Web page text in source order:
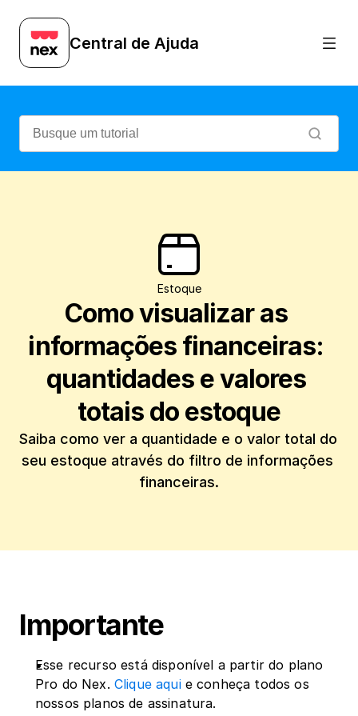
Central de Ajuda
Estoque
Como visualizar as
informações financeiras:
quantidades e valores
totais do estoque
Saiba como ver a quantidade e o valor total do
seu estoque através do filtro de informações
financeiras.
Importante
Esse recurso está disponível a partir do plano
Pro do Nex. Clique aqui e conheça todos os
nossos planos de assinatura.